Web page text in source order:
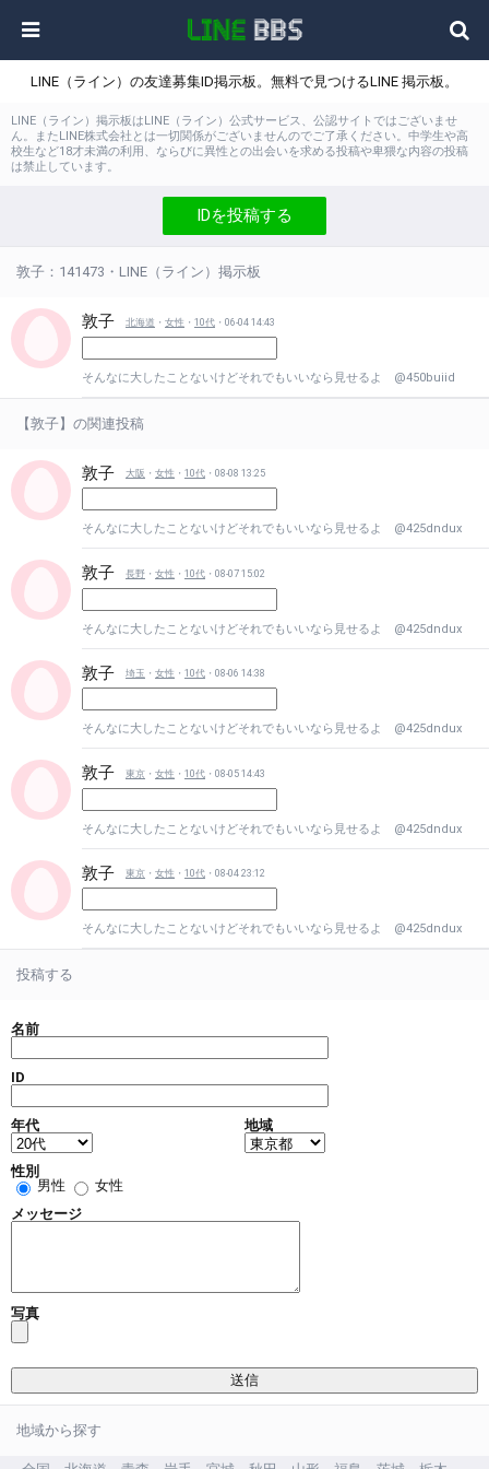
LINE（ライン）の友達募集ID掲示板。無料で見つけるLINE 掲示板。
LINE（ライン）掲示板はLINE（ライン）公式サービス、公認サイトではございませ
ん。またLINE株式会社とは一切関係がございませんのでご了承ください。中学生や高
校生など18才未満の利用、ならびに異性との出会いを求める投稿や卑猥な内容の投稿
は禁止しています。
IDを投稿する
敦子：141473・LINE（ライン）掲示板
敦子 北海道 ・ 女性 ・ 10代 ・06-04 14:43
そんなに大したことないけどそれでもいいなら見せるよ @450buiid
【敦子】の関連投稿
敦子 大阪 ・ 女性 ・ 10代 ・08-08 13:25
そんなに大したことないけどそれでもいいなら見せるよ @425dndux
敦子 長野 ・ 女性 ・ 10代 ・08-07 15:02
そんなに大したことないけどそれでもいいなら見せるよ @425dndux
敦子 埼玉 ・ 女性 ・ 10代 ・08-06 14:38
そんなに大したことないけどそれでもいいなら見せるよ @425dndux
敦子 東京 ・ 女性 ・ 10代 ・08-05 14:43
そんなに大したことないけどそれでもいいなら見せるよ @425dndux
敦子 東京 ・ 女性 ・ 10代 ・08-04 23:12
そんなに大したことないけどそれでもいいなら見せるよ @425dndux
投稿する
名前
ID
年代 地域
性別
男性
女性
メッセージ
写真
地域から探す